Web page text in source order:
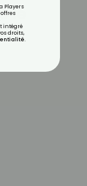
le
Players
intégré
droits,
.